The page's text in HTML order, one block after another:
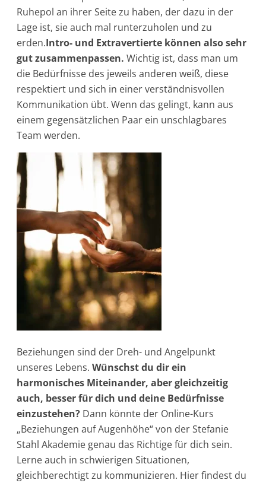
Ruhepol an ihrer Seite zu haben, der dazu in der
Lage ist, sie auch mal runterzuholen und zu
erden.Intro- und Extravertierte können also sehr
gut zusammenpassen. Wichtig ist, dass man um
die Bedürfnisse des jeweils anderen weiß, diese
respektiert und sich in einer verständnisvollen
Kommunikation übt. Wenn das gelingt, kann aus
einem gegensätzlichen Paar ein unschlagbares
Team werden.
Beziehungen sind der Dreh- und Angelpunkt
unseres Lebens. Wünschst du dir ein
harmonisches Miteinander, aber gleichzeitig
auch, besser für dich und deine Bedürfnisse
einzustehen? Dann könnte der Online-Kurs
„Beziehungen auf Augenhöhe“ von der Stefanie
Stahl Akademie genau das Richtige für dich sein.
Lerne auch in schwierigen Situationen,
gleichberechtigt zu kommunizieren. Hier findest du